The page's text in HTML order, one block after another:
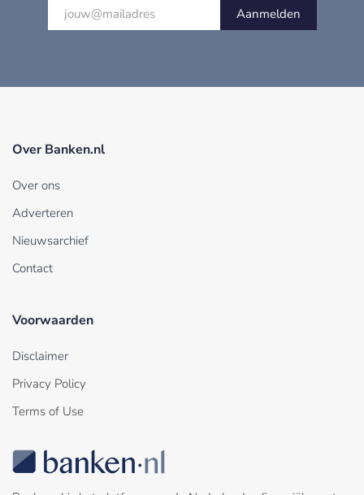
Aanmelden
Over Banken.nl
Over ons
Adverteren
Nieuwsarchief
Contact
Voorwaarden
Disclaimer
Privacy Policy
Terms of Use